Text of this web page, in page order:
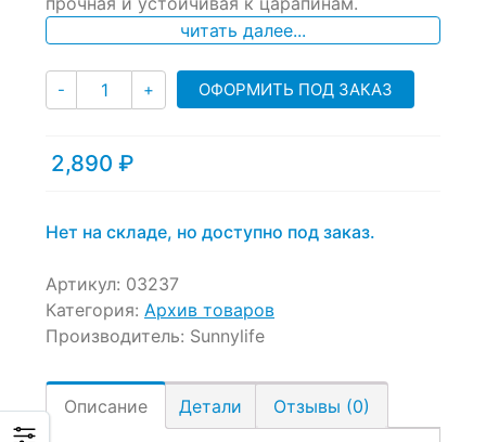
читать далее...
- Количество
+ ОФОРМИТЬ ПОД ЗАКАЗ
2,890 ₽
Нет на складе, но доступно под заказ.
Артикул: 03237
Категория: Архив товаров
Производитель: Sunnylife
Описание Детали Отзывы (0)